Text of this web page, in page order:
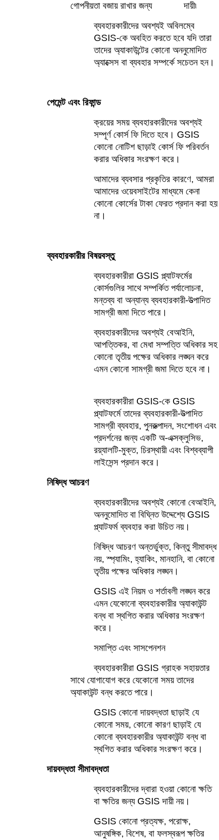
গোপনীয়তা বজায় রাখার জন্য
দায়ী৷
ব্যবহারকারীদের অবশ্যই অবিলম্বে
GSIS-কে অবহিত করতে হবে যদি তারা
তাদের অ্যাকাউন্টের কোনো অননুমোদিত
অ্যাক্সেস বা ব্যবহার সম্পর্কে সচেতন হন।
পেমেন্ট এবং রিফান্ড
ক্রয়ের সময় ব্যবহারকারীদের অবশ্যই
সম্পূর্ণ কোর্স ফি দিতে হবে। GSIS
কোনো নোটিশ ছাড়াই কোর্স ফি পরিবর্তন
করার অধিকার সংরক্ষণ করে।
আমাদের ব্যবসার প্রকৃতির কারণে, আমরা
আমাদের ওয়েবসাইটের মাধ্যমে কেনা
কোনো কোর্সের টাকা ফেরত প্রদান করা হয়
না।
ব্যবহারকারীর বিষয়বস্তু
ব্যবহারকারীরা GSIS প্ল্যাটফর্মের
কোর্সগুলির সাথে সম্পর্কিত পর্যালোচনা,
মন্তব্য বা অন্যান্য ব্যবহারকারী-উত্পাদিত
সামগ্রী জমা দিতে পারে।
ব্যবহারকারীদের অবশ্যই বেআইনি,
আপত্তিকর, বা মেধা সম্পত্তি অধিকার সহ
কোনো তৃতীয় পক্ষের অধিকার লঙ্ঘন করে
এমন কোনো সামগ্রী জমা দিতে হবে না।
ব্যবহারকারীরা GSIS-কে GSIS
প্ল্যাটফর্মে তাদের ব্যবহারকারী-উত্পাদিত
সামগ্রী ব্যবহার, পুনরুত্পাদন, সংশোধন এবং
প্রদর্শনের জন্য একটি অ-এক্সক্লুসিভ,
রয়্যালটি-মুক্ত, চিরস্থায়ী এবং বিশ্বব্যাপী
লাইসেন্স প্রদান করে।
নিষিদ্ধ আচরণ
ব্যবহারকারীদের অবশ্যই কোনো বেআইনি,
অননুমোদিত বা বিঘ্নিত উদ্দেশ্যে GSIS
প্ল্যাটফর্ম ব্যবহার করা উচিত নয়।
নিষিদ্ধ আচরণ অন্তর্ভুক্ত, কিন্তু সীমাবদ্ধ
নয়, স্প্যামিং, হ্যাকিং, মানহানি, বা কোনো
তৃতীয় পক্ষের অধিকার লঙ্ঘন।
GSIS এই নিয়ম ও শর্তাবলী লঙ্ঘন করে
এমন যেকোনো ব্যবহারকারীর অ্যাকাউন্ট
বন্ধ বা স্থগিত করার অধিকার সংরক্ষণ
করে।
সমাপ্তি এবং সাসপেনশন
ব্যবহারকারীরা GSIS গ্রাহক সহায়তার
সাথে যোগাযোগ করে যেকোনো সময় তাদের
অ্যাকাউন্ট বন্ধ করতে পারে।
GSIS কোনো দায়বদ্ধতা ছাড়াই যে
কোনো সময়, কোনো কারণ ছাড়াই যে
কোনো ব্যবহারকারীর অ্যাকাউন্ট বন্ধ বা
স্থগিত করার অধিকার সংরক্ষণ করে।
দায়বদ্ধতা সীমাবদ্ধতা
ব্যবহারকারীদের দ্বারা হওয়া কোনো ক্ষতি
বা ক্ষতির জন্য GSIS দায়ী নয়।
GSIS কোনো প্রত্যক্ষ, পরোক্ষ,
আনুষঙ্গিক, বিশেষ, বা ফলস্বরূপ ক্ষতির